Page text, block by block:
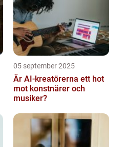
05 september 2025
Är AI-kreatörerna ett hot
mot konstnärer och
musiker?